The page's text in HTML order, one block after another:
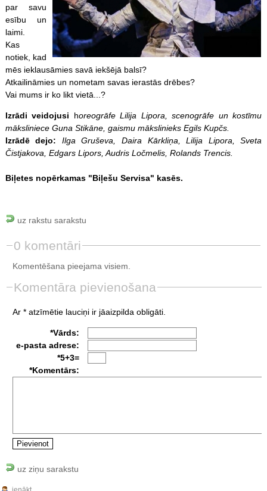
par savu
esību un
laimi.
Kas
notiek, kad
mēs ieklausāmies savā iekšējā balsī?
Atkailināmies un nometam savas ierastās drēbes?
Vai mums ir ko likt vietā...?
Izrādi veidojusi horeogrāfe Lilija Lipora, scenogrāfe un kostīmu
māksliniece Guna Stikāne, gaismu mākslinieks Egils Kupčs.
Izrādē dejo:
Ilga Gruševa, Daira Kārkliņa, Lilija Lipora, Sveta
Čistjakova, Edgars Lipors, Audris Ločmelis, Rolands Trencis.
Biļetes nopērkamas "Biļešu Servisa" kasēs.
uz rakstu sarakstu
0 komentāri
Komentēšana pieejama visiem.
Komentāra pievienošana
Ar * atzīmētie lauciņi ir jāaizpilda obligāti.
*Vārds:
e-pasta adrese:
*5+3=
*Komentārs:
uz ziņu sarakstu